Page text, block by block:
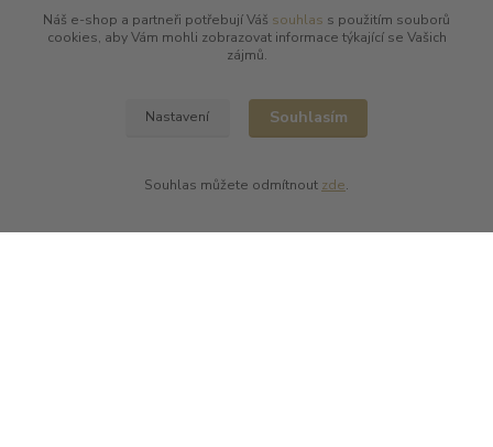
Náš e-shop a partneři potřebují Váš souhlas s použitím souborů
cookies, aby Vám mohli zobrazovat informace týkající se Vašich
zájmů.
Nastavení Souhlasím
Souhlas můžete odmítnout zde.